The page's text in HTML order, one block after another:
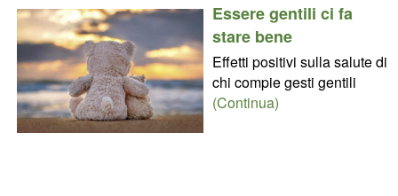
Essere gentili ci fa
stare bene
Effetti positivi sulla salute di
chi compie gesti gentili
(Continua)